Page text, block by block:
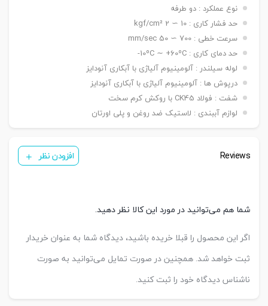
۵۰ ~ ۱۵۰۰ mm / ø ۱۶۰ -> ۵۰ ~ ۲۰۰۰ mm / ø ۲۰۰ ->
۵۰ ~ ۲۶۰۰ mm
سرشفت
دنده ماندگی ,دنده نری
بست
نصبی
کمره ای H / بست دو شاخه مادگی Y / بست چشمی
بست لولایی مادگی عقب CB / بست لولایی دوطرفه
عقب CAB / بست لولایی سکودار عقب CAS
سنسور
نوع عملکرد : دو طرفه
حد فشار کاری : 10 ∼ 2 kgf/cm²
سرعت خطی : 700 ∼ 50 mm/sec
حد دمای کاری : 10ºC ∼ +60ºC-
لوله سیلندر : آلومینیوم آلیاژی با آبکاری آنودایز
درپوش ها : آلومینیوم آلیاژی با آبکاری آنودایز
شفت : فولاد CK45 با روکش کرم سخت
لوازم آببندی : لاستیک ضد روغن و پلی اورتان
Reviews افزودن نظر
شما هم می‌توانید در مورد این کالا نظر دهید.
اگر این محصول را قبلا خریده باشید، دیدگاه شما به عنوان خریدار
ثبت خواهد شد. همچنین در صورت تمایل می‌توانید به صورت
ناشناس دیدگاه خود را ثبت کنید.